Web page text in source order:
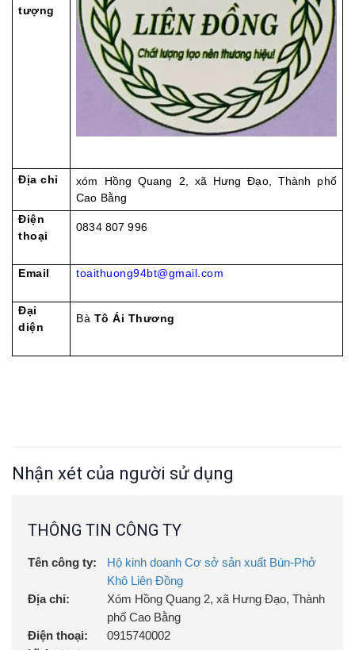
tượng
Địa chỉ
xóm Hồng Quang 2, xã Hưng Đạo, Thành phố
Cao Bằng
Điện
thoại
0834 807 996
Email toaithuong94bt@gmail.com
Đại
diện
Bà Tô Ái Thương
Nhận xét của người sử dụng
THÔNG TIN CÔNG TY
Tên công ty:
Hộ kinh doanh Cơ sở sản xuất Bún-Phở
Khô Liên Đồng
Địa chỉ:
Xóm Hồng Quang 2, xã Hưng Đạo, Thành
phố Cao Bằng
Điện thoại:
0915740002